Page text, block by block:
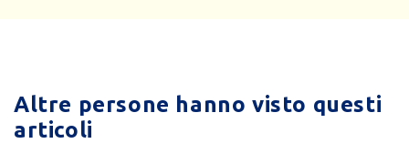
Altre persone hanno visto questi
articoli